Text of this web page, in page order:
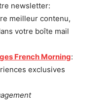
newsletter:
meilleur contenu,
votre boîte mail
French Morning:
exclusives